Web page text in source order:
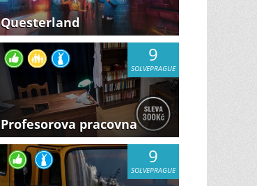
Questerland
9
SOLVEPRAGUE
Profesorova pracovna
9
SOLVEPRAGUE